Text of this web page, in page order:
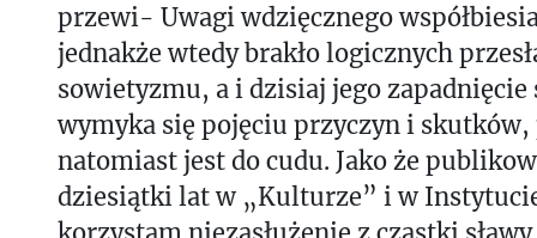
przewi- Uwagi wdzięcznego
jednakże wtedy brakło logicznych
sowietyzmu, a i dzisiaj jego zapadnięcie
wymyka się pojęciu przyczyn i skutków,
natomiast jest do cudu. Jako że
dziesiątki lat w „Kulturze” i w